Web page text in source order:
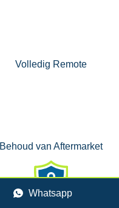
Volledig Remote
Behoud van Aftermarket
Whatsapp